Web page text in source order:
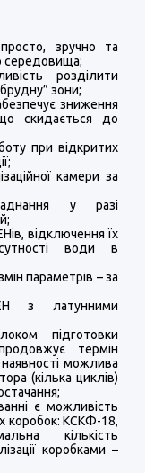
зручно та
середовища;
розділити
зони;
зниження
скидається до
при відкритих
камери за
у разі
відключення їх
води в
параметрів – за
з латунними
підготовки
термін
можлива
(кілька циклів)
є можливість
коробок: КСКФ-18,
кількість
коробками –